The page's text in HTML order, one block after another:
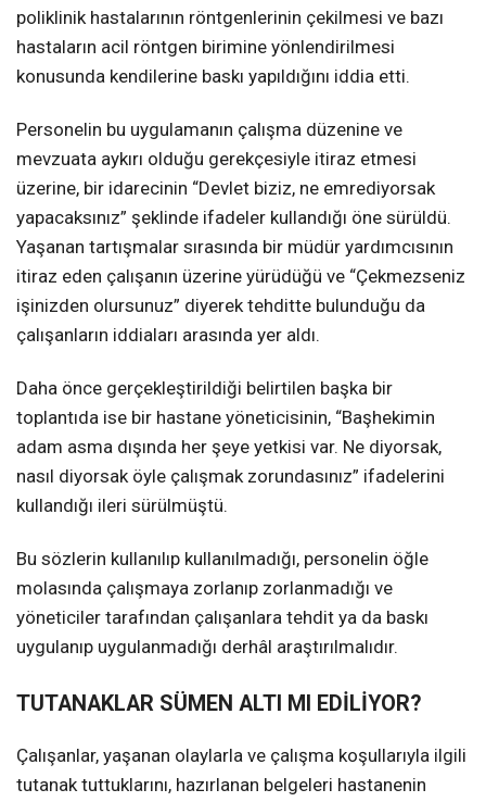
poliklinik hastalarının röntgenlerinin çekilmesi ve bazı
hastaların acil röntgen birimine yönlendirilmesi
konusunda kendilerine baskı yapıldığını iddia etti.
Personelin bu uygulamanın çalışma düzenine ve
mevzuata aykırı olduğu gerekçesiyle itiraz etmesi
üzerine, bir idarecinin “Devlet biziz, ne emrediyorsak
yapacaksınız” şeklinde ifadeler kullandığı öne sürüldü.
Yaşanan tartışmalar sırasında bir müdür yardımcısının
itiraz eden çalışanın üzerine yürüdüğü ve “Çekmezseniz
işinizden olursunuz” diyerek tehditte bulunduğu da
çalışanların iddiaları arasında yer aldı.
Daha önce gerçekleştirildiği belirtilen başka bir
toplantıda ise bir hastane yöneticisinin, “Başhekimin
adam asma dışında her şeye yetkisi var. Ne diyorsak,
nasıl diyorsak öyle çalışmak zorundasınız” ifadelerini
kullandığı ileri sürülmüştü.
Bu sözlerin kullanılıp kullanılmadığı, personelin öğle
molasında çalışmaya zorlanıp zorlanmadığı ve
yöneticiler tarafından çalışanlara tehdit ya da baskı
uygulanıp uygulanmadığı derhâl araştırılmalıdır.
TUTANAKLAR SÜMEN ALTI MI EDİLİYOR?
Çalışanlar, yaşanan olaylarla ve çalışma koşullarıyla ilgili
tutanak tuttuklarını, hazırlanan belgeleri hastanenin